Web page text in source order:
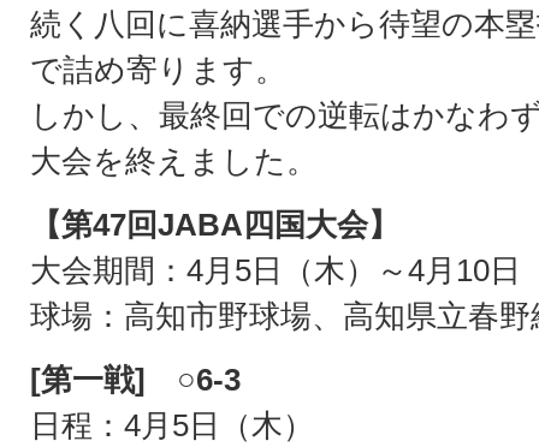
続く八回に喜納選手から待望の本
で詰め寄ります。
しかし、最終回での逆転はかなわ
大会を終えました。
【第47回JABA四国大会】
大会期間：4月5日（木）～4月10日
球場：高知市野球場、高知県立春
[第一戦] ○6-3
日程：4月5日（木）